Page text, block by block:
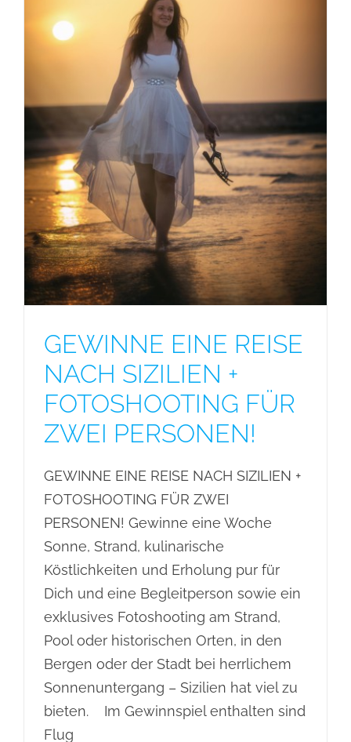
GEWINNE EINE REISE NACH SIZILIEN +
FOTOSHOOTING FÜR ZWEI PERSONEN!
GEWINNE EINE REISE
NACH SIZILIEN +
FOTOSHOOTING FÜR
ZWEI PERSONEN!
GEWINNE EINE REISE NACH SIZILIEN +
FOTOSHOOTING FÜR ZWEI
PERSONEN! Gewinne eine Woche
Sonne, Strand, kulinarische
Köstlichkeiten und Erholung pur für
Dich und eine Begleitperson sowie ein
exklusives Fotoshooting am Strand,
Pool oder historischen Orten, in den
Bergen oder der Stadt bei herrlichem
Sonnenuntergang – Sizilien hat viel zu
bieten. Im Gewinnspiel enthalten sind
Flug